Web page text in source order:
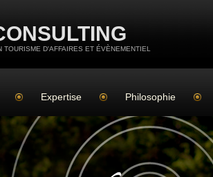
TOURISME D'AFFAIRES ET ÉVÈNEMENTIEL
Expertise Philosophie